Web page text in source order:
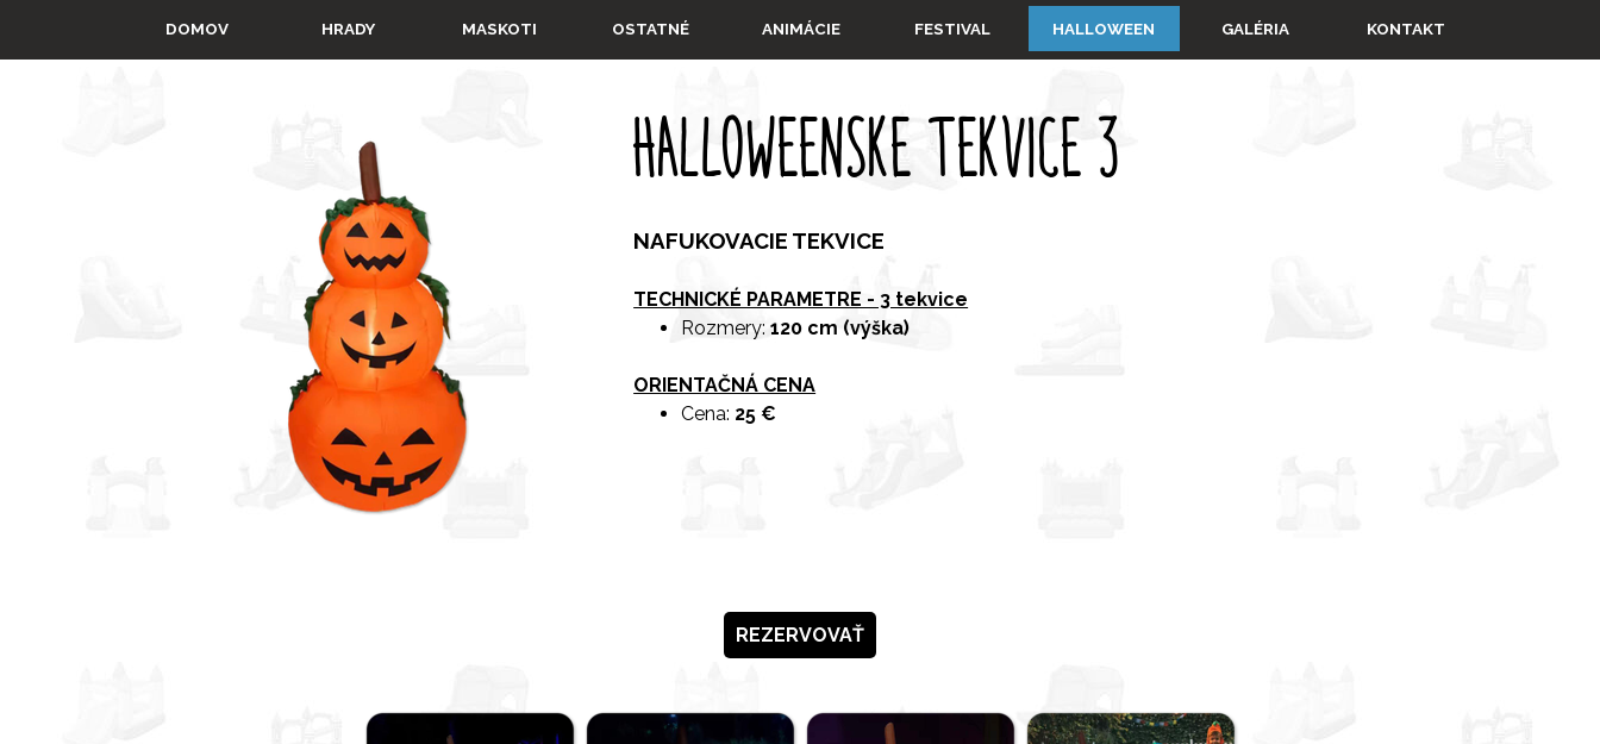
Preskočiť menu
DOMOV HRADY ▼
MASKOTI ▼
OSTATNÉ ▼
ANIMÁCIE ▼
FESTIVAL HALLOWEEN ▼
GALÉRIA KONTAKT
HALLOWEENSKE TEKVICE 3
NAFUKOVACIE TEKVICE
TECHNICKÉ PARAMETRE - 3 tekvice
Rozmery: 120 cm (výška)
ORIENTAČNÁ CENA
Cena: 25 €
REZERVOVAŤ